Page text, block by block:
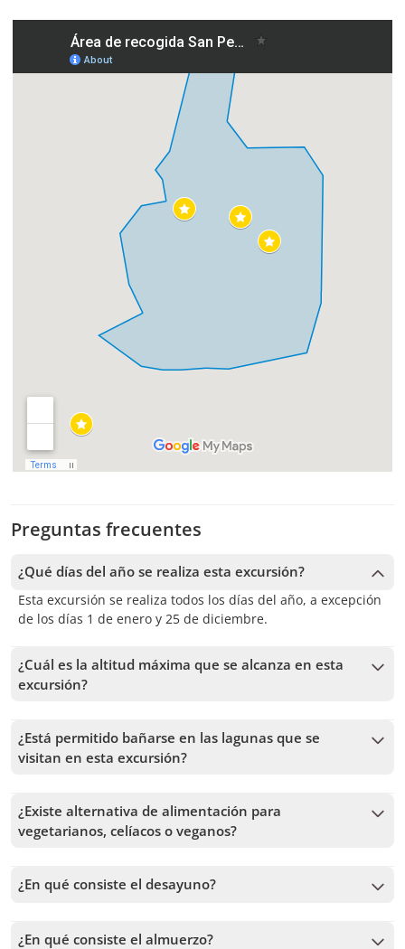
Preguntas frecuentes
¿Qué días del año se realiza esta excursión?
Esta excursión se realiza todos los días del año, a excepción
de los días 1 de enero y 25 de diciembre.
¿Cuál es la altitud máxima que se alcanza en esta
excursión?
aclimatación, te recomendamos comer liviano y beber
mucha agua los días previos a la excursión. Debido a la
altitud, te recomendamos dejar esta actividad para el final
¿Está permitido bañarse en las lagunas que se
visitan en esta excursión?
para el baño.
¿Existe alternativa de alimentación para
vegetarianos, celíacos o veganos?
comida o snack a la excursión.
¿En qué consiste el desayuno?
jamón y queso, barra de cereal y chocolate.
¿En qué consiste el almuerzo?